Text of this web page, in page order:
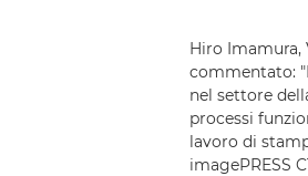
Hiro Imamura,
commentato:
nel settore
processi
lavoro di
imagePRESS